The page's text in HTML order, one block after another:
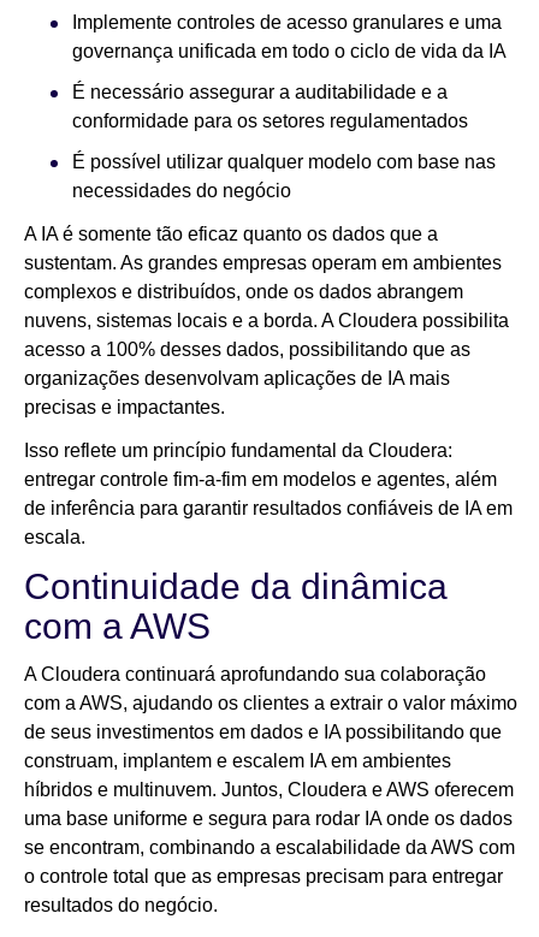
Implemente controles de acesso granulares e uma
governança unificada em todo o ciclo de vida da IA
É necessário assegurar a auditabilidade e a
conformidade para os setores regulamentados
É possível utilizar qualquer modelo com base nas
necessidades do negócio
A IA é somente tão eficaz quanto os dados que a
sustentam. As grandes empresas operam em ambientes
complexos e distribuídos, onde os dados abrangem
nuvens, sistemas locais e a borda. A Cloudera possibilita
acesso a 100% desses dados, possibilitando que as
organizações desenvolvam aplicações de IA mais
precisas e impactantes.
Isso reflete um princípio fundamental da Cloudera:
entregar controle fim-a-fim em modelos e agentes, além
de inferência para garantir resultados confiáveis de IA em
escala.
Continuidade da dinâmica
com a AWS
A Cloudera continuará aprofundando sua colaboração
com a AWS, ajudando os clientes a extrair o valor máximo
de seus investimentos em dados e IA possibilitando que
construam, implantem e escalem IA em ambientes
híbridos e multinuvem. Juntos, Cloudera e AWS oferecem
uma base uniforme e segura para rodar IA onde os dados
se encontram, combinando a escalabilidade da AWS com
o controle total que as empresas precisam para entregar
resultados do negócio.